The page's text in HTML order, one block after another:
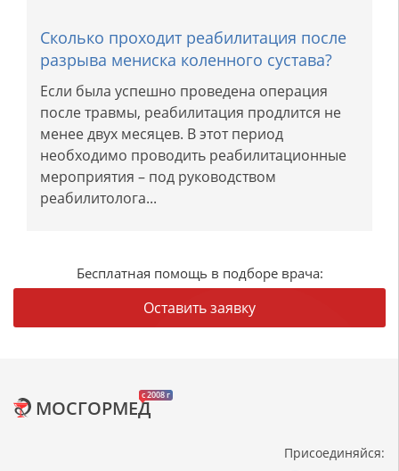
Сколько проходит реабилитация после
разрыва мениска коленного сустава?
Если была успешно проведена операция
после травмы, реабилитация продлится не
менее двух месяцев. В этот период
необходимо проводить реабилитационные
мероприятия – под руководством
реабилитолога...
Бесплатная помощь в подборе врача:
Оставить заявку
c 2008 г
МОСГОРМЕД
Присоединяйся: